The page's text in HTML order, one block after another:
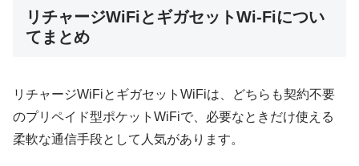
リチャージWiFiとギガセットWi-Fiについ
てまとめ
リチャージWiFiとギガセットWiFiは、どちらも契約不要
のプリペイド型ポケットWiFiで、必要なときだけ使える
柔軟な通信手段として人気があります。